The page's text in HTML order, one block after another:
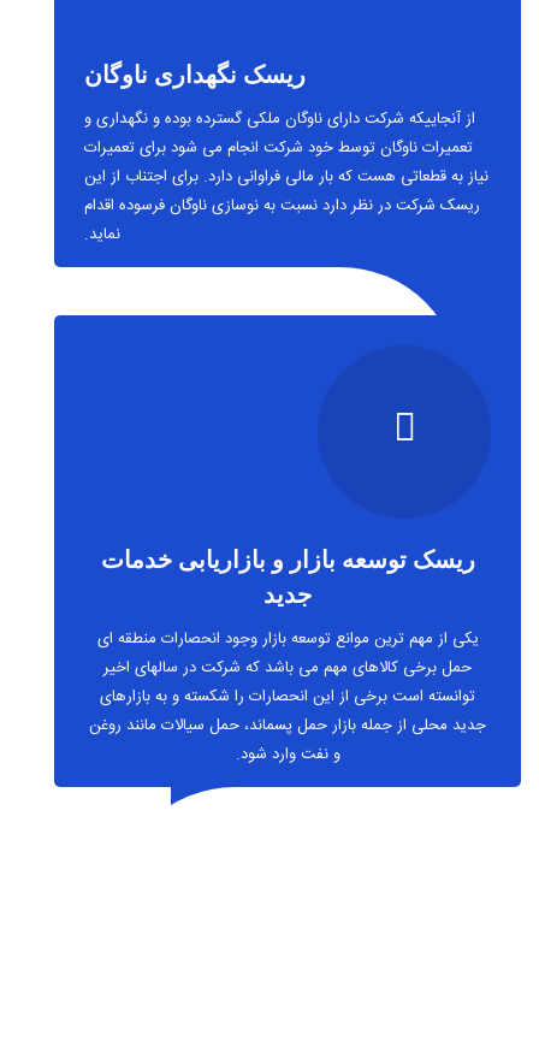
از آنجاییکه شرکت دارای ناوگان ملکی گسترده بوده و نگهداری و
تعمیرات ناوگان توسط خود شرکت انجام می شود برای تعمیرات
نیاز به قطعاتی هست که بار مالی فراوانی دارد. برای اجتناب از این
ریسک شرکت در نظر دارد نسبت به نوسازی ناوگان فرسوده اقدام
نماید.
جدید
یکی از مهم ترین موانع توسعه بازار وجود انحصارات منطقه ای
حمل برخی کالاهای مهم می باشد که شرکت در سالهای اخیر
توانسته است برخی از این انحصارات را شکسته و به بازارهای
جدید محلی از جمله بازار حمل پسماند، حمل سیالات مانند روغن
و نفت وارد شود.